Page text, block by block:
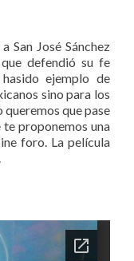
San José Sánchez
defendió su fe
ejemplo de
sino para los
queremos que pase
te proponemos una
foro. La película